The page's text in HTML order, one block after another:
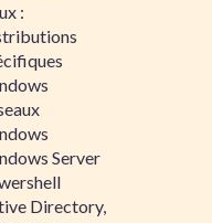
:
Server
Directory,